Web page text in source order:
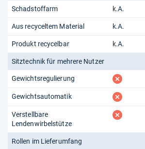
Schadstoffarm k.A.
Aus recyceltem Material k.A.
Produkt recycelbar k.A.
Sitztechnik für mehrere Nutzer
Gewichtsregulierung fehlt
Gewichtsautomatik fehlt
Verstellbare
Lendenwirbelstütze
fehlt
Rollen im Lieferumfang